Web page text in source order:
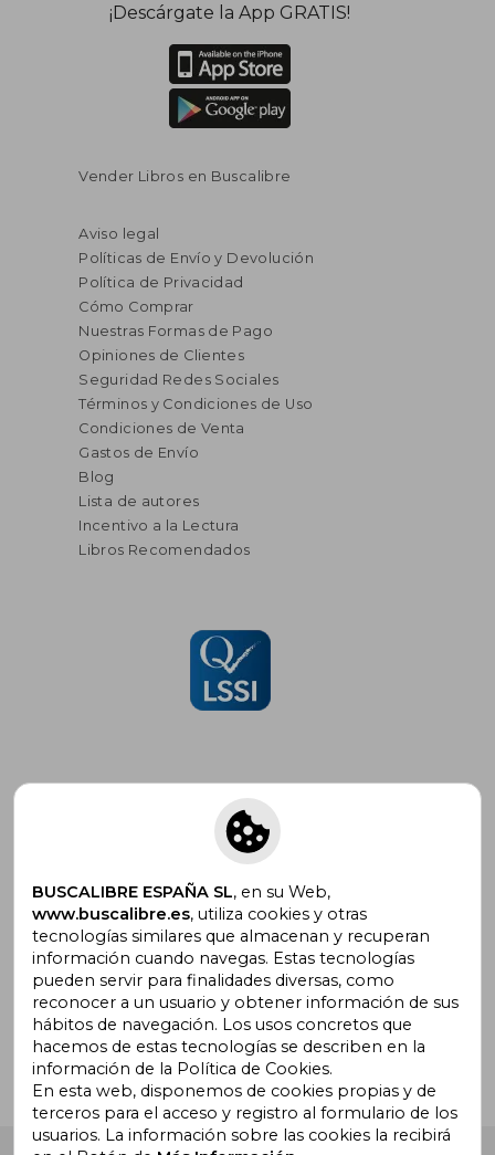
¡Descárgate la App GRATIS!
Vender Libros en Buscalibre
Aviso legal
Políticas de Envío y Devolución
Política de Privacidad
Cómo Comprar
Nuestras Formas de Pago
Opiniones de Clientes
Seguridad Redes Sociales
Términos y Condiciones de Uso
Condiciones de Venta
Gastos de Envío
Blog
Lista de autores
Incentivo a la Lectura
Libros Recomendados
Suscríbete para recibir ofertas y
promociones
¿Necesitas ayuda?
Ir a Centro de Soporte
BUSCALIBRE ESPAÑA SL, en su Web,
www.buscalibre.es, utiliza cookies y otras
tecnologías similares que almacenan y recuperan
información cuando navegas. Estas tecnologías
pueden servir para finalidades diversas, como
reconocer a un usuario y obtener información de sus
hábitos de navegación. Los usos concretos que
hacemos de estas tecnologías se describen en la
información de la Política de Cookies.
En esta web, disponemos de cookies propias y de
terceros para el acceso y registro al formulario de los
usuarios. La información sobre las cookies la recibirá